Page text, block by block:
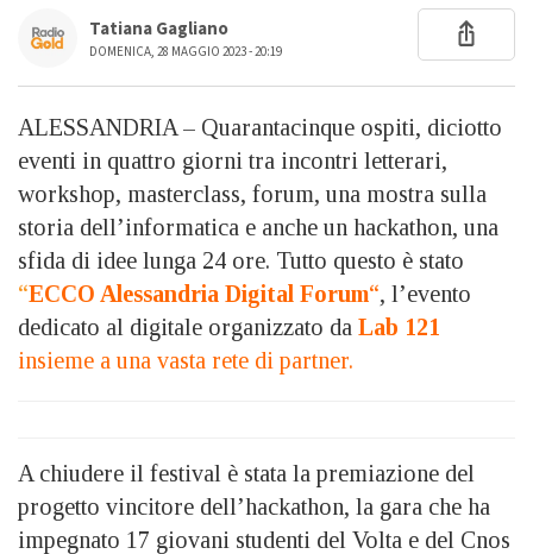
Tatiana Gagliano
DOMENICA, 28 MAGGIO 2023 - 20:19
ALESSANDRIA – Quarantacinque ospiti, diciotto
eventi in quattro giorni tra incontri letterari,
workshop, masterclass, forum, una mostra sulla
storia dell’informatica e anche un hackathon, una
sfida di idee lunga 24 ore. Tutto questo è stato
“ECCO Alessandria Digital Forum“, l’evento
dedicato al digitale organizzato da Lab 121
insieme a una vasta rete di partner.
A chiudere il festival è stata la premiazione del
progetto vincitore dell’hackathon, la gara che ha
impegnato 17 giovani studenti del Volta e del Cnos